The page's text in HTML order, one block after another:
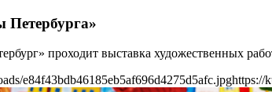
проходит выставка художественных
e84f43bdb46185eb5af696d4275d5afc.jpghttps://